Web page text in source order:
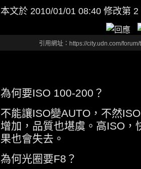
本文於 2010/01/01 08:40 修改第 2
引用網址：https://city.udn.com/
為何要ISO 100-200？
不能讓ISO變AUTO，不然
增加，品質也堪虞。高ISO，
果也會失去。
為何光圈要F8？